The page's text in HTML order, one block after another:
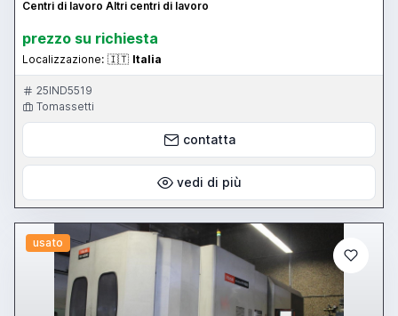
Centri di lavoro Altri centri di lavoro
prezzo su richiesta
Localizzazione: 🇮🇹 Italia
25IND5519
Tomassetti
contatta
vedi di più
usato